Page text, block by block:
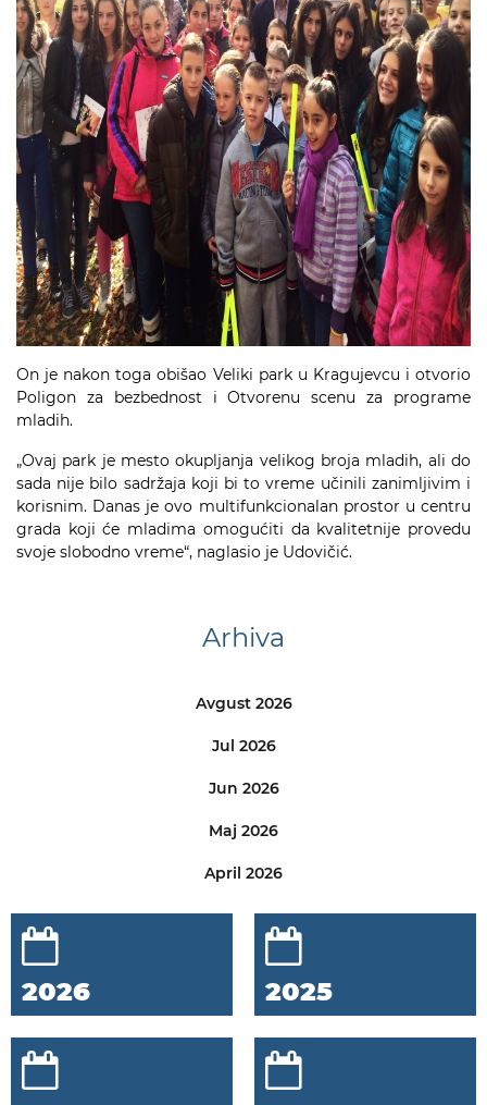
On je nakon toga obišao Veliki park u Kragujevcu i otvorio
Poligon za bezbednost i Otvorenu scenu za programe
mladih.
„Ovaj park je mesto okupljanja velikog broja mladih, ali do
sada nije bilo sadržaja koji bi to vreme učinili zanimljivim i
korisnim. Danas je ovo multifunkcionalan prostor u centru
grada koji će mladima omogućiti da kvalitetnije provedu
svoje slobodno vreme“, naglasio je Udovičić.
Arhiva
Avgust 2026
Jul 2026
Jun 2026
Maj 2026
April 2026
2026 2025